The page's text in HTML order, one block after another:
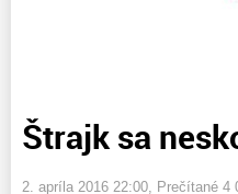
Štrajk sa
2. apríla 2016 22:00 , Prečítané 4